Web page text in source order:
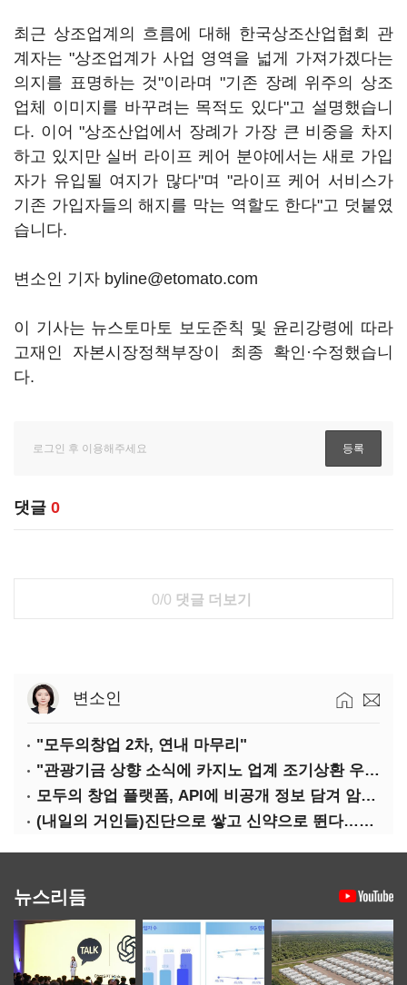
최근 상조업계의 흐름에 대해 한국상조산업협회 관
계자는 "상조업계가 사업 영역을 넓게 가져가겠다는
의지를 표명하는 것"이라며 "기존 장례 위주의 상조
업체 이미지를 바꾸려는 목적도 있다"고 설명했습니
다. 이어 "상조산업에서 장례가 가장 큰 비중을 차지
하고 있지만 실버 라이프 케어 분야에서는 새로 가입
자가 유입될 여지가 많다"며 "라이프 케어 서비스가
기존 가입자들의 해지를 막는 역할도 한다"고 덧붙였
습니다.
변소인 기자 byline@etomato.com
이 기사는 뉴스토마토 보도준칙 및 윤리강령에 따라
고재인 자본시장정책부장이 최종 확인·수정했습니
다.
댓글 0
0/0 댓글 더보기
변소인
"모두의창업 2차, 연내 마무리"
"관광기금 상향 소식에 카지노 업계 조기상환 우려"
모두의 창업 플랫폼, API에 비공개 정보 담겨 암호키까지 새나갔다
(내일의 거인들)진단으로 쌓고 신약으로 뛴다…세니젠의 대전환
뉴스리듬